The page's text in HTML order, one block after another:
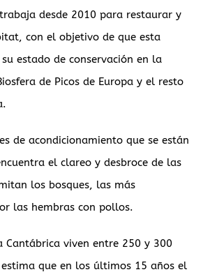
desde 2010 para restaurar y
con el objetivo de que esta
estado de conservación en la
de Picos de Europa y el resto
de acondicionamiento que se están
el clareo y desbroce de las
los bosques, las más
las hembras con pollos.
Cantábrica viven entre 250 y 300
que en los últimos 15 años el